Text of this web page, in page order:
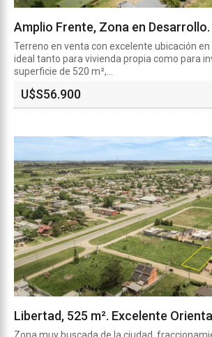
Amplio Frente, Zona en Desarrollo.
Terreno en venta con excelente ubicación
ideal tanto para vivienda propia como para
superficie de 520 m²,...
U$S56.900
Libertad, 525 m². Excelente